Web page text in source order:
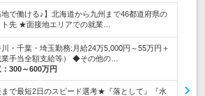
地で働ける♪】北海道から九州まで46都道府県の
ト先 ★面接地エリアでの就業…
・千葉・埼玉勤務:月給24万5,000円～55万円＋
業手当全額支給等） ◆その他の…
300～600万円
で最短2日のスピード選考★『落として』『水